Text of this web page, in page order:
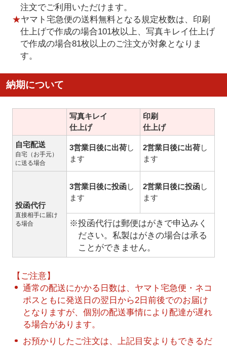
注文でご利用いただけます。
★ヤマト宅急便の送料無料となる規定枚数は、印刷
仕上げで作成の場合101枚以上、写真キレイ仕上げ
で作成の場合81枚以上のご注文が対象となりま
す。
納期について
写真キレイ
仕上げ
印刷
仕上げ
自宅配送
自宅（お手元）
に送る場合
3営業日後に出荷し
ます
2営業日後に出荷し
ます
投函代行
直接相手に届け
る場合
3営業日後に投函し
ます
2営業日後に投函し
ます
※投函代行は郵便はがきで申込みく
ださい。私製はがきの場合は承る
ことができません。
【ご注意】
通常の配送にかかる日数は、ヤマト宅急便・ネコ
ポスともに発送日の翌日から2日前後でのお届け
となりますが、個別の配送事情により配達が遅れ
る場合があります。
お預かりしたご注文は、上記目安よりもできるだ